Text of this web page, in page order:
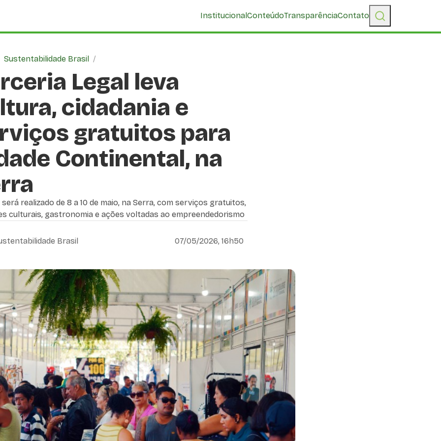
InstitucionalConteúdoTransparênciaContato
Sustentabilidade Brasil /
Legal leva
cidadania e
gratuitos para
Continental, na
realizado de 8 a 10 de maio, na Serra, com serviços gratuitos,
culturais, gastronomia e ações voltadas ao empreendedorismo
Brasil 07/05/2026, 16h50